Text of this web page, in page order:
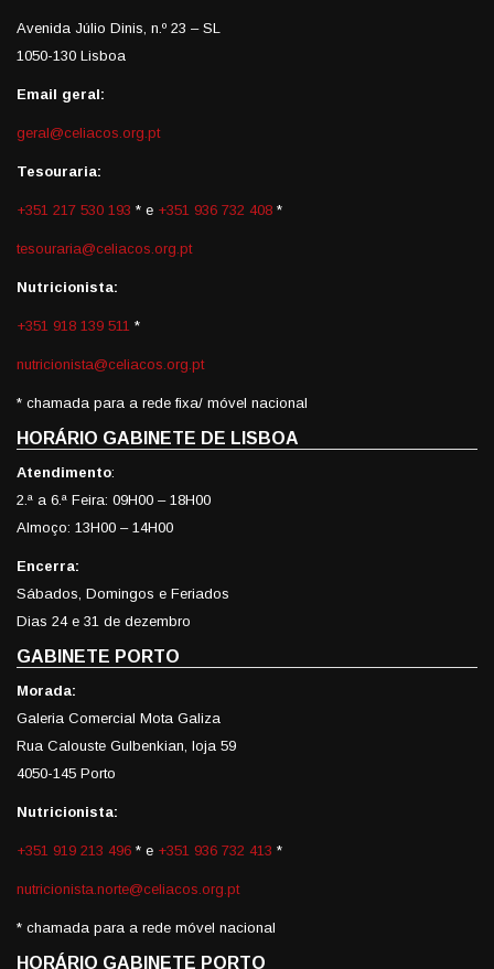
Avenida Júlio Dinis, n.º 23 – SL
1050-130 Lisboa
Email geral:
geral@celiacos.org.pt
Tesouraria:
+351 217 530 193 * e +351 936 732 408 *
tesouraria@celiacos.org.pt
Nutricionista:
+351 918 139 511 *
nutricionista@celiacos.org.pt
* chamada para a rede fixa/ móvel nacional
HORÁRIO GABINETE DE LISBOA
Atendimento:
2.ª a 6.ª Feira: 09H00 – 18H00
Almoço: 13H00 – 14H00
Encerra:
Sábados, Domingos e Feriados
Dias 24 e 31 de dezembro
GABINETE PORTO
Morada:
Galeria Comercial Mota Galiza
Rua Calouste Gulbenkian, loja 59
4050-145 Porto
Nutricionista:
+351 919 213 496 * e +351 936 732 413 *
nutricionista.norte@celiacos.org.pt
* chamada para a rede móvel nacional
HORÁRIO GABINETE PORTO